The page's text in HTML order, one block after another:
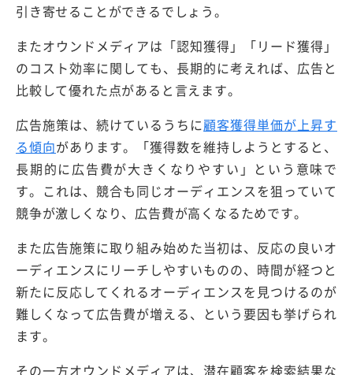
引き寄せることができるでしょう。
またオウンドメディアは「認知獲得」「リード獲得」
のコスト効率に関しても、長期的に考えれば、広告と
比較して優れた点があると言えます。
広告施策は、続けているうちに顧客獲得単価が上昇す
る傾向があります。「獲得数を維持しようとすると、
長期的に広告費が大きくなりやすい」という意味で
す。これは、競合も同じオーディエンスを狙っていて
競争が激しくなり、広告費が高くなるためです。
また広告施策に取り組み始めた当初は、反応の良いオ
ーディエンスにリーチしやすいものの、時間が経つと
新たに反応してくれるオーディエンスを見つけるのが
難しくなって広告費が増える、という要因も挙げられ
ます。
その一方オウンドメディアは、潜在顧客を検索結果な